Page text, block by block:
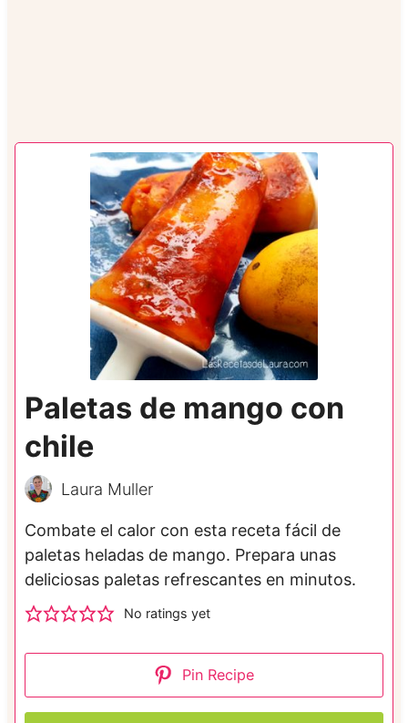
Paletas de mango con
chile
Laura Muller
Combate el calor con esta receta fácil de
paletas heladas de mango. Prepara unas
deliciosas paletas refrescantes en minutos.
No ratings yet
Pin Recipe